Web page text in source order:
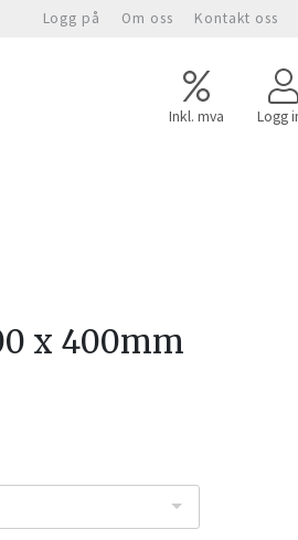
Logg på Om oss Kontakt oss
Inkl. mva Logg
x 400mm